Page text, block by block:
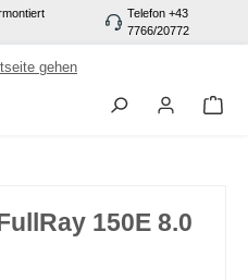
Telefon +43
7766/20772
150E 8.0